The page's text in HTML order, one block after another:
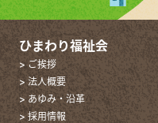
ひまわり福祉会
> ご挨拶
> 法人概要
> あゆみ・沿革
> 採用情報